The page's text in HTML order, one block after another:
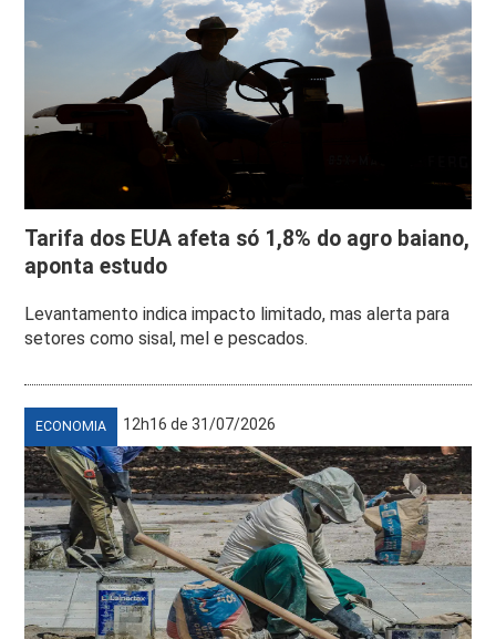
Tarifa dos EUA afeta só 1,8% do agro baiano,
aponta estudo
Levantamento indica impacto limitado, mas alerta para
setores como sisal, mel e pescados.
ECONOMIA 12h16 de 31/07/2026